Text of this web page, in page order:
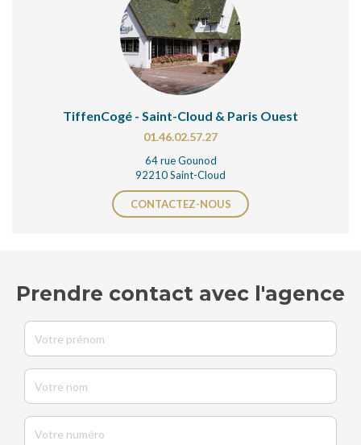
TiffenCogé - Saint-Cloud & Paris Ouest
01.46.02.57.27
64 rue Gounod
92210 Saint-Cloud
CONTACTEZ-NOUS
Prendre contact avec l'agence